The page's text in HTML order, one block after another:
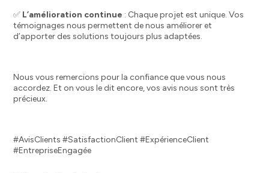
✅ L’amélioration continue : Chaque projet est unique. Vos
témoignages nous permettent de nous améliorer et
d’apporter des solutions toujours plus adaptées.
Nous vous remercions pour la confiance que vous nous
accordez. Et on vous le dit encore, vos avis nous sont très
précieux.
#AvisClients #SatisfactionClient #ExpérienceClient
#EntrepriseEngagée